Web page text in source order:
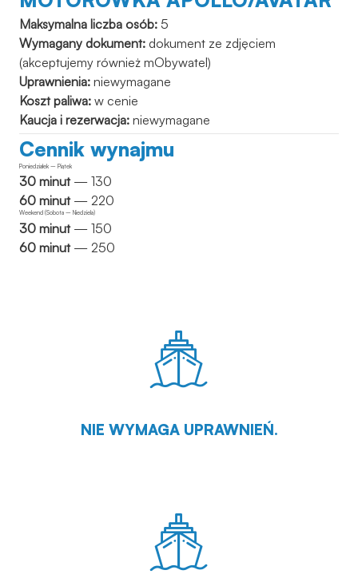
Maksymalna liczba osób: 5
Wymagany dokument: dokument ze zdjęciem
(akceptujemy również mObywatel)
Uprawnienia: niewymagane
Koszt paliwa: w cenie
Kaucja i rezerwacja: niewymagane
Cennik wynajmu
Poniedziałek – Piątek
30 minut— 130
60 minut— 220
Weekend (Sobota – Niedziela)
30 minut— 150
60 minut— 250
NIE WYMAGA UPRAWNIEŃ.